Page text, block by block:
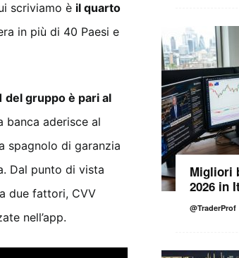
scriviamo è il quarto
in più di 40 Paesi e
del gruppo è pari al
banca aderisce al
spagnolo di garanzia
Dal punto di vista
due fattori, CVV
nell’app.
Migliori
2026 in
@TraderProf